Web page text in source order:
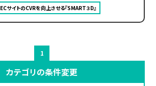
ECサイトのCVRを向上させる『SMART３D』
1
カテゴリの条件変更